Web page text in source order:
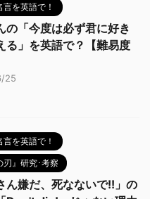
言を英語で！
の「今度は必ず君に好き
る」を英語で？【難易度
25
言を英語で！
刃』研究･考察
ん嫌だ、死なないで!!」の